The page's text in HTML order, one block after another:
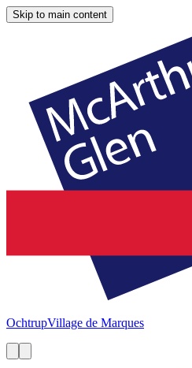
Skip to main content
OchtrupVillage de Marques